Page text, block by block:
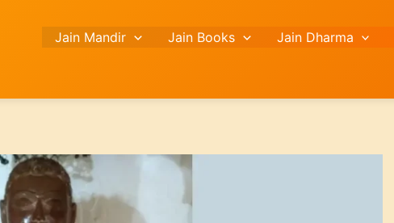
Jain Mandir Jain Books Jain Dharma